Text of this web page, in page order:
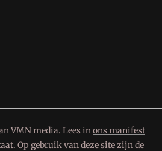
VMN media. Lees inons manifest
Op gebruik van deze site zijn de